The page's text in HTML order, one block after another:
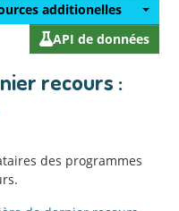
additionelles
API de données
recours :
des programmes